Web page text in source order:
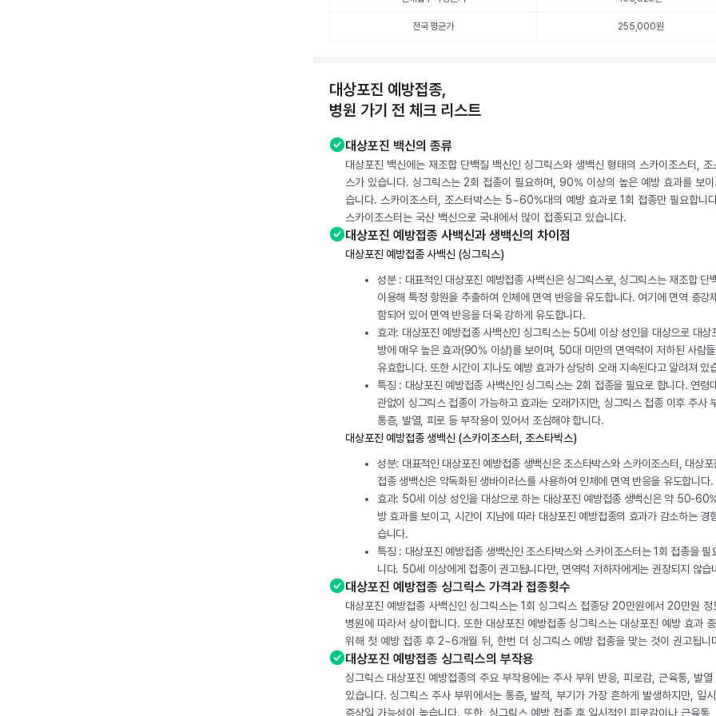
전국 평균가 255,000원
대상포진 예방접종,
병원 가기 전 체크 리스트
대상포진 백신의 종류
대상포진 백신에는 재조합 단백질 백신인 싱그릭스와 생백신 형태의 스카이조스터, 조
스가 있습니다. 싱그릭스는 2회 접종이 필요하며, 90% 이상의 높은 예방 효과를 보
습니다. 스카이조스터, 조스터박스는 5~60%대의 예방 효과로 1회 접종만 필요합니
스카이조스터는 국산 백신으로 국내에서 많이 접종되고 있습니다.
대상포진 예방접종 사백신과 생백신의 차이점
대상포진 예방접종 사백신 (싱그릭스)
성분 : 대표적인 대상포진 예방접종 사백신은 싱그릭스로, 싱그릭스는 재조합 단
이용해 특정 항원을 추출하여 인체에 면역 반응을 유도합니다. 여기에 면역 증강
함되어 있어 면역 반응을 더욱 강하게 유도합니다.
효과: 대상포진 예방접종 사백신인 싱그릭스는 50세 이상 성인을 대상으로 대상
방에 매우 높은 효과(90% 이상)를 보이며, 50대 미만의 면역력이 저하된 사람
유효합니다. 또한 시간이 지나도 예방 효과가 상당히 오래 지속된다고 알려져 있
특징 : 대상포진 예방접종 사백신인 싱그릭스는 2회 접종을 필요로 합니다. 연령
관없이 싱그릭스 접종이 가능하고 효과는 오래가지만, 싱그릭스 접종 이후 주사
통증, 발열, 피로 등 부작용이 있어서 조심해야 합니다.
대상포진 예방접종 생백신 (스카이조스터, 조스타박스)
성분: 대표적인 대상포진 예방접종 생백신은 조스타박스와 스카이조스터, 대상포
접종 생백신은 약독화된 생바이러스를 사용하여 인체에 면역 반응을 유도합니다.
효과: 50세 이상 성인을 대상으로 하는 대상포진 예방접종 생백신은 약 50-
방 효과를 보이고, 시간이 지남에 따라 대상포진 예방접종의 효과가 감소하는 경
습니다.
특징 : 대상포진 예방접종 생백신인 조스타박스와 스카이조스터는 1회 접종을 필
니다. 50세 이상에게 접종이 권고됩니다만, 면역력 저하자에게는 권장되지 않습
대상포진 예방접종 싱그릭스 가격과 접종횟수
대상포진 예방접종 사백신인 싱그릭스는 1회 싱그릭스 접종당 20만원에서 20만원 정
병원에 따라서 상이합니다. 또한 대상포진 예방접종 싱그릭스는 대상포진 예방 효과
위해 첫 예방 접종 후 2~6개월 뒤, 한번 더 싱그릭스 예방 접종을 맞는 것이 권고됩니
대상포진 예방접종 싱그릭스의 부작용
싱그릭스 대상포진 예방접종의 주요 부작용에는 주사 부위 반응, 피로감, 근육통, 발열
있습니다. 싱그릭스 주사 부위에서는 통증, 발적, 부기가 가장 흔하게 발생하지만, 일
증상일 가능성이 높습니다. 또한, 싱그릭스 예방 접종 후 일시적인 피로감이나 근육통,